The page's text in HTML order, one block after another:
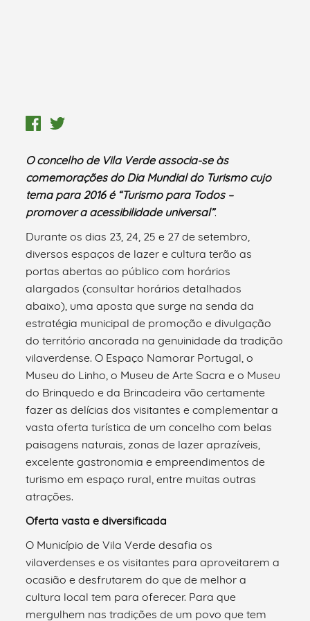
O concelho de Vila Verde associa-se às
comemorações do Dia Mundial do Turismo cujo
tema para 2016 é “Turismo para Todos –
promover a acessibilidade universal”.
Durante os dias 23, 24, 25 e 27 de setembro,
diversos espaços de lazer e cultura terão as
portas abertas ao público com horários
alargados (consultar horários detalhados
abaixo), uma aposta que surge na senda da
estratégia municipal de promoção e divulgação
do território ancorada na genuinidade da tradição
vilaverdense. O Espaço Namorar Portugal, o
Museu do Linho, o Museu de Arte Sacra e o Museu
do Brinquedo e da Brincadeira vão certamente
fazer as delícias dos visitantes e complementar a
vasta oferta turística de um concelho com belas
paisagens naturais, zonas de lazer aprazíveis,
excelente gastronomia e empreendimentos de
turismo em espaço rural, entre muitas outras
atrações.
Oferta vasta e diversificada
O Município de Vila Verde desafia os
vilaverdenses e os visitantes para aproveitarem a
ocasião e desfrutarem do que de melhor a
cultura local tem para oferecer. Para que
mergulhem nas tradições de um povo que tem